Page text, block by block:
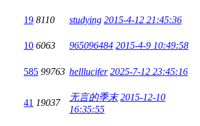
19 8110 studying 2015-4-12 21:45:36
10 6063 965096484 2015-4-9 10:49:58
585 99763 helllucifer 2025-7-12 23:45:16
41 19037
无言的季末 2015-12-10
16:35:55